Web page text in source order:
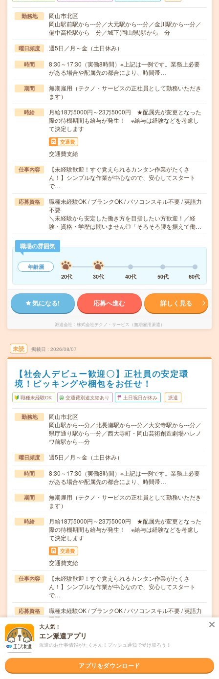
勤務地
岡山市北区
岡山駅前駅から---分／大元駅から---分／金川駅から---分／
備中高松駅から---分／城下(岡山県)駅から---分
曜日頻度 週5日／月～金（土日休み）
時間
8:30～17:30（実働8時間）※上記は一例です。業務上必要
がある場合や配属先の都合により、時間帯…
期間
無期雇用（テクノ・サービスの正社員として勤務いただき
ます）
時給
月給18万5000円～23万5000円 ★配属先が変更となった
際の待機期間も給与が発生！ ※給与は経験などを考慮し
て決定します
交通費
交通費支給
仕事内容
【未経験歓迎！すぐ覚えられるカンタン作業がたくさ
ん！】シンプルな作業が中心なので、安心してスタート
で…
応募資格
職種未経験OK / ブランクOK / パソコンスキル不要 / 英語力
不要
＼未経験から安定した働き方を目指したい方歓迎！／経
験・資格・学歴は問いません◎「そろそろ腰を据えて働…
職場の雰囲気
年齢層
20代
30代 40代 50代 60代
気になる! 応募へ進む 詳しく見る
派遣会社 株式会社テクノ・サービス（無期雇用派遣）
未読 掲載日 2026/08/07
【社会人デビュー歓迎〇】正社員の安定環
境！ピッキングや梱包をお任せ！
職種未経験OK 交通費別途支給あり 土日祝日が休み 派遣
勤務地
岡山市北区
岡山駅から---分／北長瀬駅から---分／大安寺駅から---分／
県庁通り駅から---分／西大寺町・岡山芸術創造劇場ハレノ
ワ前駅から---分
曜日頻度 週5日／月～金（土日休み）
時間
8:30～17:30（実働8時間）※上記は一例です。業務上必要
がある場合や配属先の都合により、時間帯…
期間
無期雇用（テクノ・サービスの正社員として勤務いただき
ます）
時給
月給18万5000円～23万5000円 ★配属先が変更となった
際の待機期間も給与が発生！ ※給与は経験などを考慮し
て決定します
交通費
交通費支給
仕事内容
【未経験歓迎！すぐ覚えられるカンタン作業がたくさ
ん！】シンプルな作業が中心なので、安心してスタート
で…
応募資格
職種未経験OK / ブランクOK / パソコンスキル不要 / 英語力
不要
＼未経験から安定した働き方を目指したい方歓迎！／経
験・資格・学歴は問いません◎「そろそろ腰を据えて働…
職場の雰囲気
年齢層
大人気！
エン派遣アプリ
派遣のお仕事情報がたくさん！プッシュ通知で受け取ろう！
アプリをダウンロード